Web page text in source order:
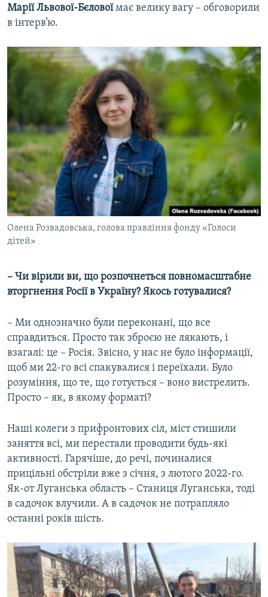
Марії Львової-Бєловоїмає велику вагу – обговорили
в інтерв’ю.
Олена Розвадовська, голова правління фонду «Голоси
дітей»
– Чи вірили ви, що розпочнеться повномасштабне
вторгнення Росії в Україну? Якось готувалися?
– Ми однозначно були переконані, що все
справдиться. Просто так зброєю не лякають, і
взагалі: це – Росія. Звісно, у нас не було інформації,
щоб ми 22-го всі спакувалися і переїхали. Було
розуміння, що те, що готується – воно вистрелить.
Просто – як, в якому форматі?
Наші колеги з прифронтових сіл, міст стишили
заняття всі, ми перестали проводити будь-які
активності. Гарячіше, до речі, починалися
прицільні обстріли вже з січня, з лютого 2022-го.
Як-от Луганська область – Станиця Луганська, тоді
в садочок влучили. А в садочок не потрапляло
останні років шість.